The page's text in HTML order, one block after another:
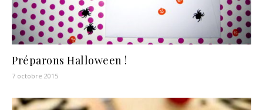
Préparons Halloween !
7 octobre 2015